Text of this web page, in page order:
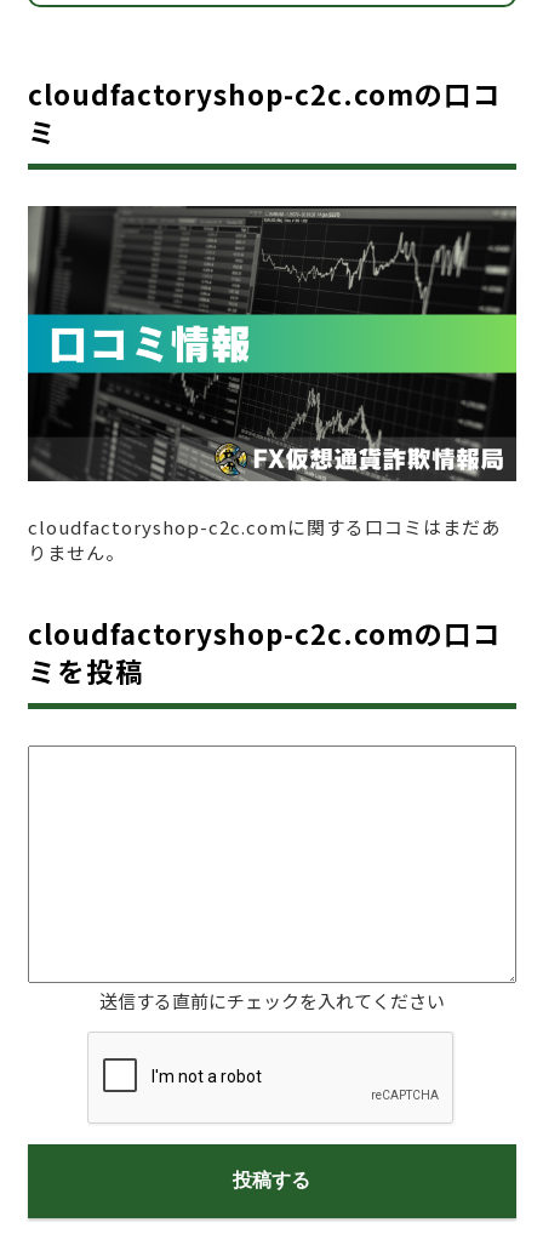
cloudfactoryshop-c2c.comの口コ
ミ
cloudfactoryshop-c2c.comに関する口コミはまだあ
りません。
cloudfactoryshop-c2c.comの口コ
ミを投稿
送信する直前にチェックを入れてください